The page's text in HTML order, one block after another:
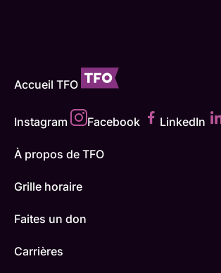
Accueil TFO
Instagram Facebook LinkedIn
À propos de TFO
Grille horaire
Faites un don
Carrières